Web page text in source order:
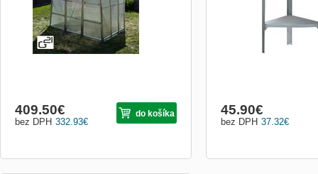
má výrazně vyšší pevnost a stabilitu,
například při silném větru.
332.93€
bez DPH
409.50€ do košíka
37.32€
bez DPH
45.90€